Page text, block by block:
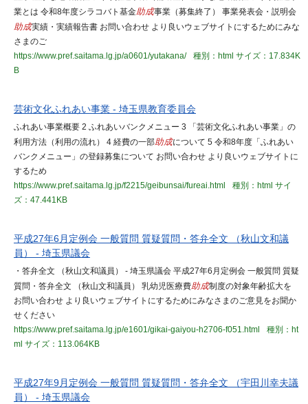
業とは 令和8年度シラコバト基金助成事業（募集終了） 事業発表会・説明会
助成実績・実績報告書 お問い合わせ より良いウェブサイトにするためにみな
さまのご
https://www.pref.saitama.lg.jp/a0601/yutakana/
種別：html サイズ：17.834K
B
芸術文化ふれあい事業 - 埼玉県教育委員会
ふれあい事業概要 2 ふれあいバンクメニュー 3 「芸術文化ふれあい事業」の
利用方法（利用の流れ） 4 経費の一部助成について 5 令和8年度「ふれあい
バンクメニュー」の登録募集について お問い合わせ より良いウェブサイトに
するため
https://www.pref.saitama.lg.jp/f2215/geibunsai/fureai.html
種別：html サイ
ズ：47.441KB
平成27年6月定例会 一般質問 質疑質問・答弁全文 （秋山文和議
員） - 埼玉県議会
・答弁全文 （秋山文和議員） - 埼玉県議会 平成27年6月定例会 一般質問 質疑
質問・答弁全文 （秋山文和議員） 乳幼児医療費助成制度の対象年齢拡大を
お問い合わせ より良いウェブサイトにするためにみなさまのご意見をお聞か
せください
https://www.pref.saitama.lg.jp/e1601/gikai-gaiyou-h2706-f051.html
種別：ht
ml サイズ：113.064KB
平成27年9月定例会 一般質問 質疑質問・答弁全文 （宇田川幸夫議
員） - 埼玉県議会